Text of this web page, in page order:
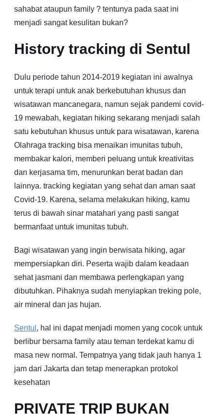
sahabat ataupun family ? tentunya pada saat ini
menjadi sangat kesulitan bukan?
History tracking di Sentul
Dulu periode tahun 2014-2019 kegiatan ini awalnya
untuk terapi untuk anak berkebutuhan khusus dan
wisatawan mancanegara, namun sejak pandemi covid-
19 mewabah, kegiatan hiking sekarang menjadi salah
satu kebutuhan khusus untuk para wisatawan, karena
Olahraga tracking bisa menaikan imunitas tubuh,
membakar kalori, memberi peluang untuk kreativitas
dan kerjasama tim, menurunkan berat badan dan
lainnya. tracking kegiatan yang sehat dan aman saat
Covid-19. Karena, selama melakukan hiking, kamu
terus di bawah sinar matahari yang pasti sangat
bermanfaat untuk imunitas tubuh.
Bagi wisatawan yang ingin berwisata hiking, agar
mempersiapkan diri. Peserta wajib dalam keadaan
sehat jasmani dan membawa perlengkapan yang
dibutuhkan. Pihaknya sudah menyiapkan treking pole,
air mineral dan jas hujan.
Sentul , hal ini dapat menjadi momen yang cocok untuk
berlibur bersama family atau teman terdekat kamu di
masa new normal. Tempatnya yang tidak jauh hanya 1
jam dari Jakarta dan tetap menerapkan protokol
kesehatan
PRIVATE TRIP BUKAN